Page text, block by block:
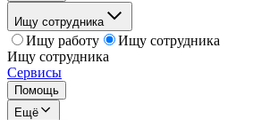
Ищу сотрудника
Ищу работу
Ищу сотрудника
Ищу сотрудника
Сервисы
Помощь
Ещё